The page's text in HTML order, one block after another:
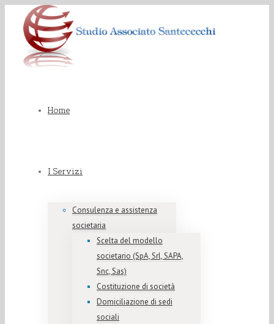
Home
I Servizi
Consulenza e assistenza
societaria
Scelta del modello
societario (SpA, Srl, SAPA,
Snc, Sas)
Costituzione di società
Domiciliazione di sedi
sociali